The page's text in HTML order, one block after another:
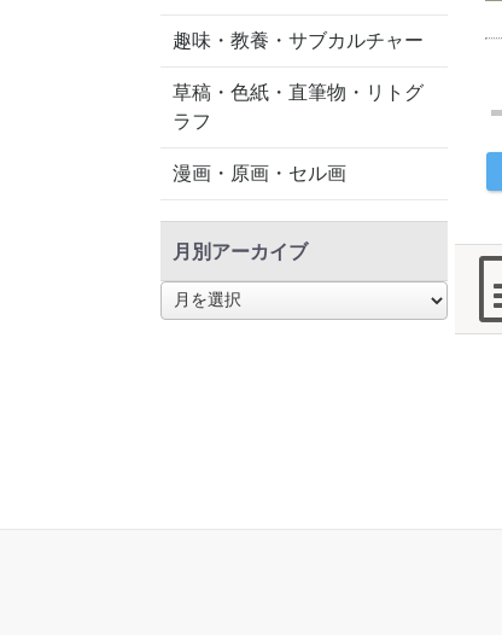
趣味・教養・サブカルチャー
草稿・色紙・直筆物・リトグ
ラフ
漫画・原画・セル画
月別アーカイブ
別